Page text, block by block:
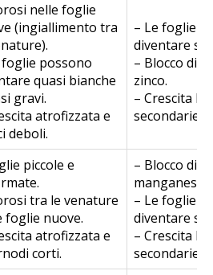
nelle foglie
(ingiallimento tra
foglie possono
quasi bianche
gravi.
atrofizzata e
deboli.
– Le foglie
diventare
– Blocco di
zinco.
– Crescita
secondarie.
piccole e
tra le venature
foglie nuove.
atrofizzata e
corti.
– Blocco di
manganese.
– Le foglie
diventare
– Crescita
secondarie.